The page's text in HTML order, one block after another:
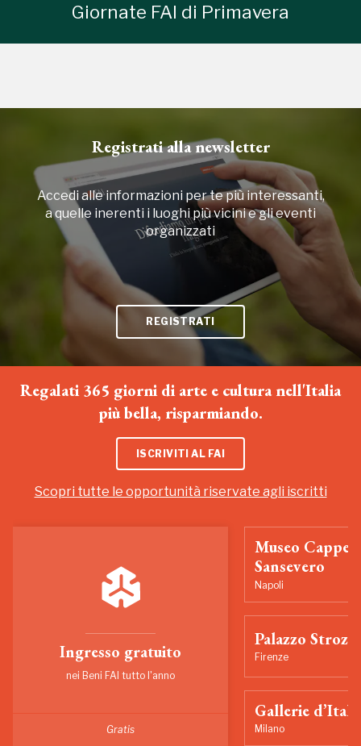
Giornate FAI di Primavera
Registrati alla newsletter
Accedi alle informazioni per te più interessanti,
a quelle inerenti i luoghi più vicini e gli eventi
organizzati
REGISTRATI
Regalati 365 giorni di arte e cultura nell'Italia
più bella, risparmiando.
ISCRIVITI AL FAI
Scopri tutte le opportunità riservate agli iscritti
Ingresso gratuito
nei Beni FAI tutto l'anno
Gratis
Museo
Sansevero
Napoli
Palazzo Strozzi
Firenze
Gallerie
Milano